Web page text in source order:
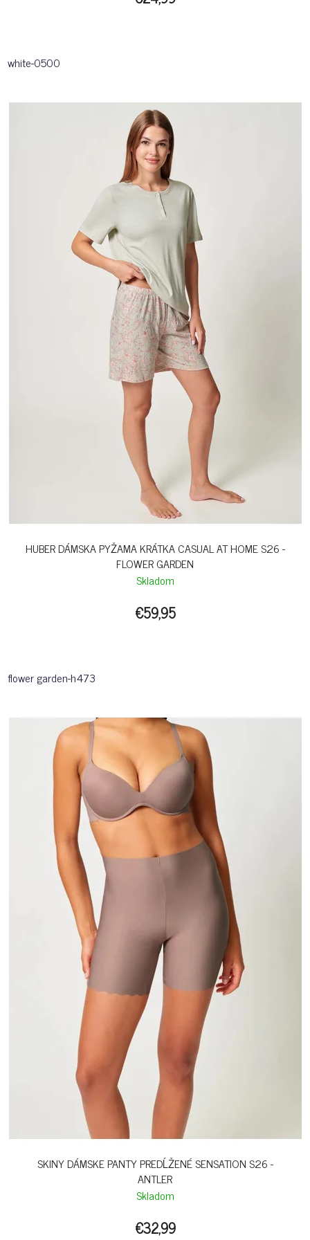
white-0500
HUBER DÁMSKA PYŽAMA KRÁTKA CASUAL AT HOME S26 -
FLOWER GARDEN
Skladom
€59,95
flower garden-h473
SKINY DÁMSKE PANTY PREDĹŽENÉ SENSATION S26 -
ANTLER
Skladom
€32,99